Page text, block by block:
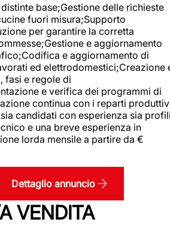
base;Gestione delle richieste
fuori misura;Supporto
per garantire la corretta
e aggiornamento
e aggiornamento di
ed elettrodomestici;Creazione
fasi e regole di
e verifica dei programmi di
continua con i reparti
candidati con esperienza sia
e una breve esperienza in
lorda mensile a partire da €
Dettaglio annuncio
VENDITA